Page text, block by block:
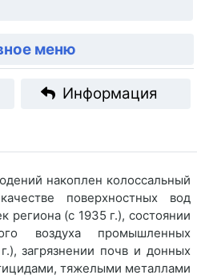
меню
Информация
накоплен колоссальный
поверхностных вод
региона (с 1935 г.), состоянии
воздуха промышленных
загрязнении почв и донных
тяжелыми металлами